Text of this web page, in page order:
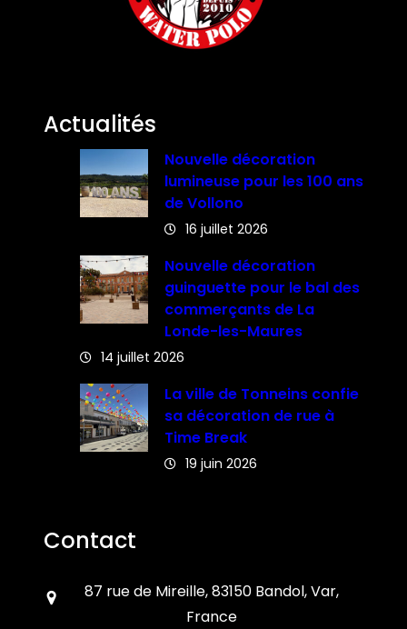
Actualités
Nouvelle décoration
lumineuse pour les 100 ans
de Vollono
16 juillet 2026
Nouvelle décoration
guinguette pour le bal des
commerçants de La
Londe-les-Maures
14 juillet 2026
La ville de Tonneins confie
sa décoration de rue à
Time Break
19 juin 2026
Contact
87 rue de Mireille, 83150 Bandol, Var,
France